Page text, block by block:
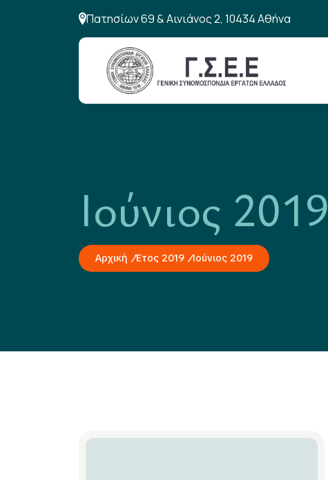
Πατησίων 69 & Αινιάνος 2, 10434 Αθήνα
Ιούνιος 2019
Αρχική Έτος 2019 Ιούνιος 2019